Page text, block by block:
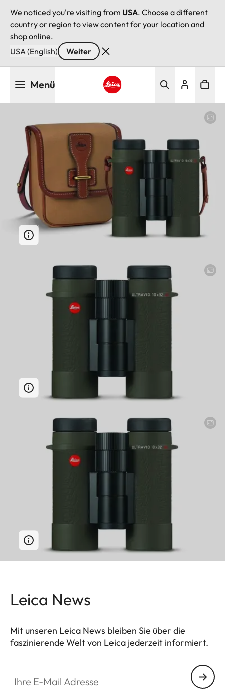
We noticed you're visiting from USA. Choose a different
country or region to view content for your location and
shop online.
USA (English)
Weiter
Menü
Leica News
Mit unseren Leica News bleiben Sie über die
faszinierende Welt von Leica jederzeit informiert.